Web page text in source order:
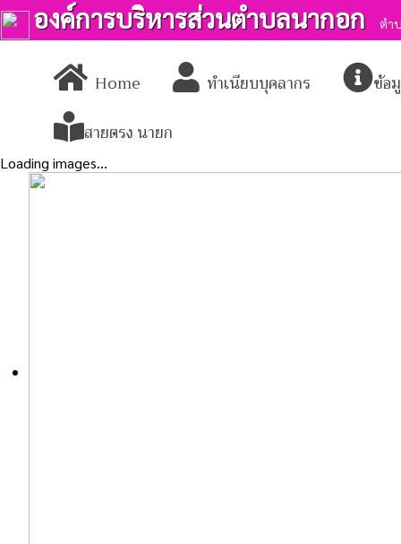
องค์การบริหารส่วนตำบลนากอก ตำ
Home ทำเนียบบุคลากร
ข้อ
สายตรง นายก
Loading images...